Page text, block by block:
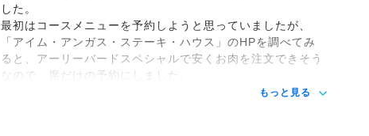
した。
最初はコースメニューを予約しようと思っていましたが、
「アイム・アンガス・ステーキ・ハウス」のHPを調べてみ
ると、アーリーバードスペシャルで安くお肉を注文できそう
なので、席だけの予約にしました。
もっと見る